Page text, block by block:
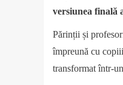
versiunea finală
Părinții și
împreună cu
transformat într-un